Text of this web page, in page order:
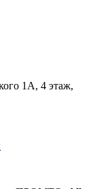
1А, 4 этаж,